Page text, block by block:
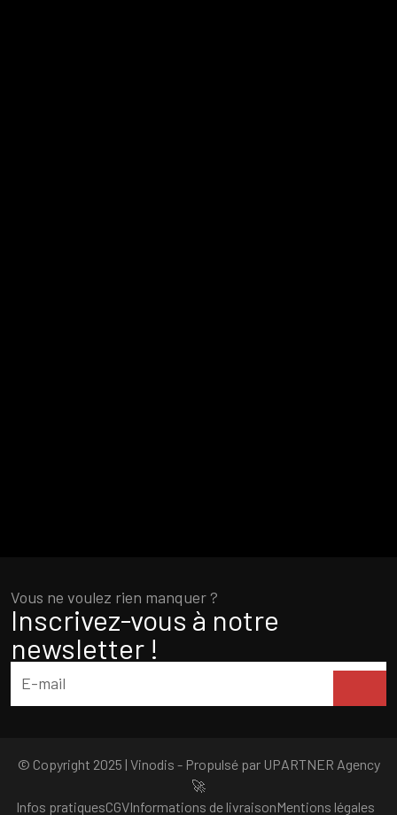
Vous ne voulez rien manquer ?
Inscrivez-vous à notre
newsletter !
© Copyright 2025 | Vinodis - Propulsé par UPARTNER Agency
🚀
Infos pratiquesCGVInformations de livraisonMentions légales